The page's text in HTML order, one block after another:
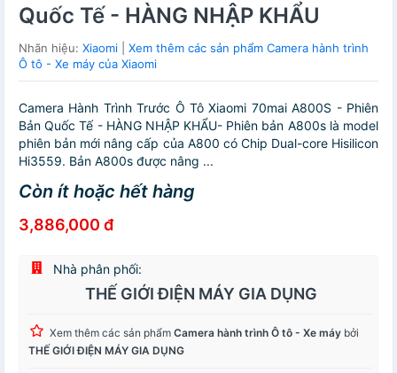
Quốc Tế - HÀNG NHẬP KHẨU
Nhãn hiệu: Xiaomi
Xem thêm các sản phẩm Camera hành trình
Ô tô - Xe máy của Xiaomi
Camera Hành Trình Trước Ô Tô Xiaomi 70mai A800S - Phiên
Bản Quốc Tế - HÀNG NHẬP KHẨU- Phiên bản A800s là model
phiên bản mới nâng cấp của A800 có Chip Dual-core Hisilicon
Hi3559. Bản A800s được nâng ...
Còn ít hoặc hết hàng
3,886,000 đ
Nhà phân phối:
THẾ GIỚI ĐIỆN MÁY GIA DỤNG
Xem thêm các sản phẩm Camera hành trình Ô tô - Xe máy bởi
THẾ GIỚI ĐIỆN MÁY GIA DỤNG